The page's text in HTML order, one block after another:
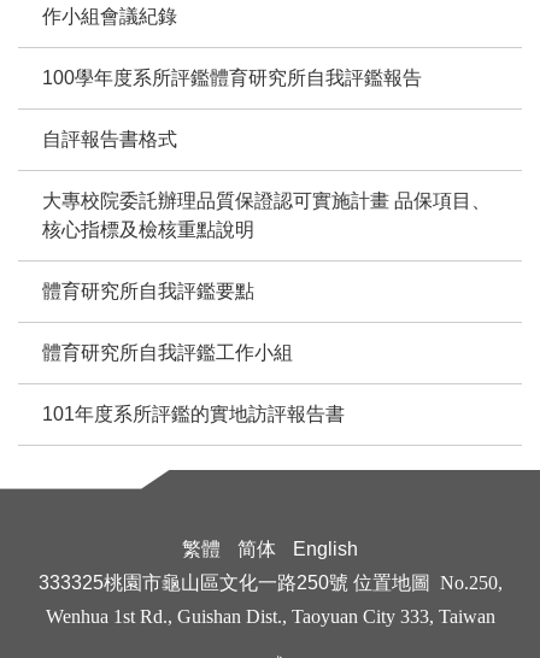
作小組會議紀錄
100學年度系所評鑑體育研究所自我評鑑報告
自評報告書格式
大專校院委託辦理品質保證認可實施計畫 品保項目、
核心指標及檢核重點說明
體育研究所自我評鑑要點
體育研究所自我評鑑工作小組
101年度系所評鑑的實地訪評報告書
繁體 简体
English
333325桃園市龜山區文化一路250號 位置地圖
No.250,
Wenhua 1st Rd., Guishan Dist., Taoyuan City 333, Taiwan